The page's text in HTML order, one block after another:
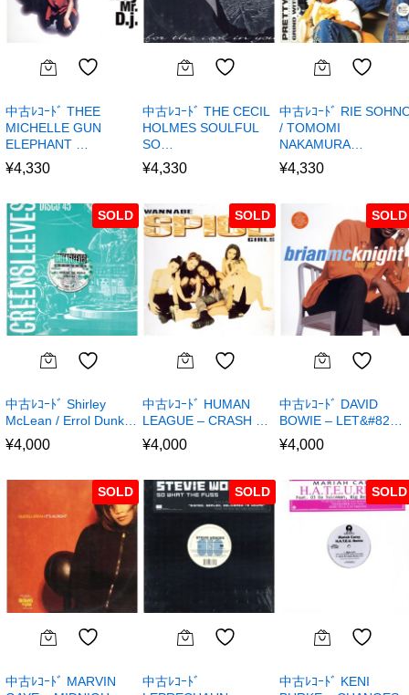
中古ﾚｺｰﾄﾞ THEE
MICHELLE GUN
ELEPHANT …
¥4,330
中古ﾚｺｰﾄﾞ THE CECIL
HOLMES SOULFUL
SO…
¥4,330
中古ﾚｺｰﾄﾞ RIE
/ TOMOMI
NAKAMURA…
¥4,330
SOLD
中古ﾚｺｰﾄﾞ Shirley
McLean / Errol Dunk…
¥4,000
SOLD
中古ﾚｺｰﾄﾞ HUMAN
LEAGUE – CRASH …
¥4,000
SOLD
中古ﾚｺｰﾄﾞ DAVID
BOWIE – LET&#82…
¥4,000
SOLD
中古ﾚｺｰﾄﾞ MARVIN
SOLD
中古ﾚｺｰﾄﾞ
SOLD
中古ﾚｺｰﾄﾞ KENI